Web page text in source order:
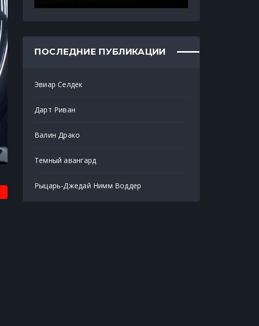
ПОСЛЕДНИЕ ПУБЛИКАЦИИ
Эвиар Селдек
Дарт Риван
Валин Драко
Темный авангард
Рыцарь-Джедай Нимм Воддер